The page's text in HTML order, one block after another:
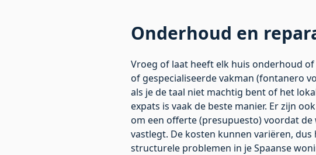
Onderhoud en
Vroeg of laat heeft elk huis onderhoud
of gespecialiseerde vakman (fontanero
als je de taal niet machtig bent of het
expats is vaak de beste manier. Er zijn
om een offerte (presupuesto) voordat
vastlegt. De kosten kunnen variëren,
structurele problemen in jeSpaanse